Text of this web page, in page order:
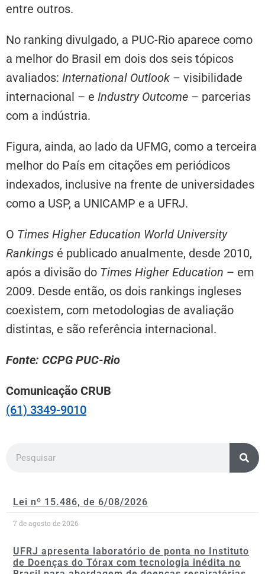
entre outros.
No ranking divulgado, a PUC-Rio aparece como
a melhor do Brasil em dois dos seis tópicos
avaliados: International Outlook – visibilidade
internacional – e Industry Outcome – parcerias
com a indústria.
Figura, ainda, ao lado da UFMG, como a terceira
melhor do País em citações em periódicos
indexados, inclusive na frente de universidades
como a USP, a UNICAMP e a UFRJ.
O Times Higher Education World University
Rankings é publicado anualmente, desde 2010,
após a divisão do Times Higher Education – em
2009. Desde então, os dois rankings ingleses
coexistem, com metodologias de avaliação
distintas, e são referência internacional.
Fonte: CCPG PUC-Rio
Comunicação CRUB
(61) 3349-9010
Lei nº 15.486, de 6/08/2026
7 de agosto de 2026
UFRJ apresenta laboratório de ponta no Instituto
de Doenças do Tórax com tecnologia inédita no